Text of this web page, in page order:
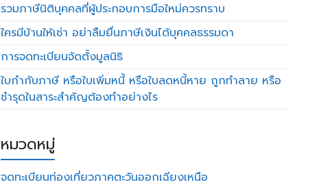
รวมภาษีนิติบุคคลที่ผู้ประกอบการมือใหม่ควรทราบ
ใครมีบ้านให้เช่า อย่าลืมยื่นภาษีเงินได้บุคคลธรรมดา
การจดทะเบียนจัดตั้งมูลนิธิ
ใบกำกับภาษี หรือใบเพิ่มหนี้ หรือใบลดหนี้หาย ถูกทำลาย หรือ
ชำรุดในสาระสำคัญต้องทำอย่างไร
หมวดหมู่
จดทะเบียนท่องเที่ยวภาคตะวันออกเฉียงเหนือ